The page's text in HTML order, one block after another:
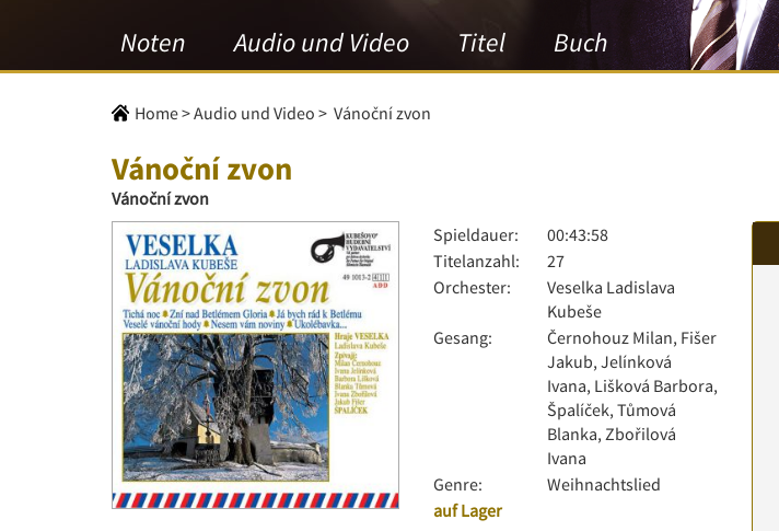
Noten Audio und Video Titel Buch
Home>Audio und Video > Vánoční zvon
Vánoční zvon
Vánoční zvon
Spieldauer:
00:43:58
Titelanzahl:
27
Orchester:
Veselka Ladislava
Kubeše
Gesang:
Černohouz Milan, Fišer
Jakub, Jelínková
Ivana, Lišková Barbora,
Špalíček, Tůmová
Blanka, Zbořilová
Ivana
Genre:
Weihnachtslied
auf Lager